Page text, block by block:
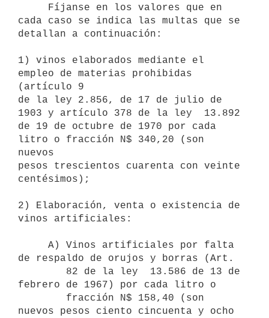
cada caso se indica las multas que se
detallan a continuación:
1) vinos elaborados mediante el
empleo de materias prohibidas
(artículo 9
de la ley 2.856, de 17 de julio de
1903 y artículo 378 de la ley  13.892
de 19 de octubre de 1970 por cada
litro o fracción N$ 340,20 (son
nuevos
pesos trescientos cuarenta con veinte
centésimos);
2) Elaboración, venta o existencia de
vinos artificiales:
de respaldo de orujos y borras (Art.
febrero de 1967) por cada litro o
nuevos pesos ciento cincuenta y ocho